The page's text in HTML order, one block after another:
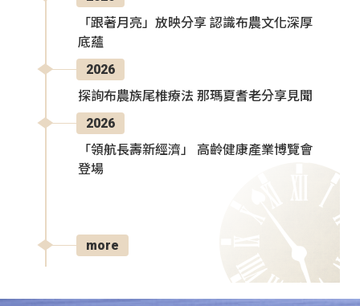
「跟著月亮」放映分享 認識布農文化深厚
底蘊
2026
探詢布農族尾椎療法 那瑪夏耆老分享見聞
2026
「領航長壽新經濟」 高齡健康產業博覽會
登場
more